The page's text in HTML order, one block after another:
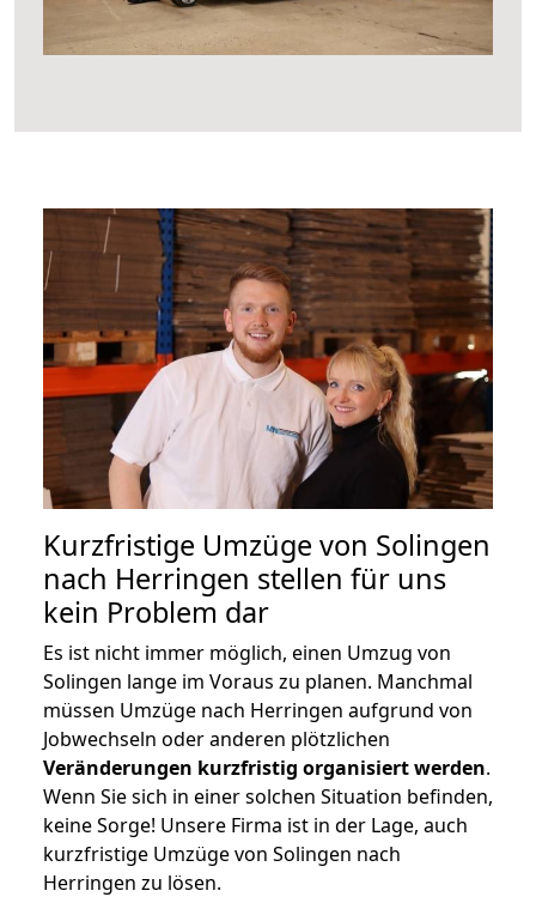
Kurzfristige Umzüge von Solingen
nach Herringen stellen für uns
kein Problem dar
Es ist nicht immer möglich, einen Umzug von
Solingen lange im Voraus zu planen. Manchmal
müssen Umzüge nach Herringen aufgrund von
Jobwechseln oder anderen plötzlichen
Veränderungen kurzfristig organisiert werden.
Wenn Sie sich in einer solchen Situation befinden,
keine Sorge! Unsere Firma ist in der Lage, auch
kurzfristige Umzüge von Solingen nach
Herringen zu lösen.